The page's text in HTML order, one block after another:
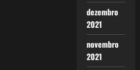
dezembro
2021
novembro
2021